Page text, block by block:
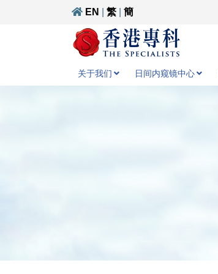
EN 繁 簡
关于我们 日间内窥镜中心